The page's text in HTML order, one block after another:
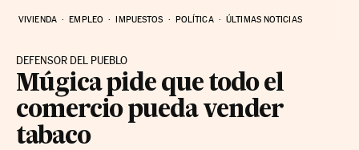
VIVIENDA EMPLEO IMPUESTOS POLÍTICA ÚLTIMAS NOTICIAS
DEFENSOR DEL PUEBLO
Múgica pide que todo el
comercio pueda vender
tabaco